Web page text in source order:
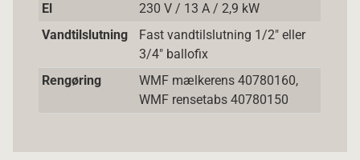
El
230 V / 13 A / 2,9 kW
Vandtilslutning
Fast vandtilslutning 1/2" eller
3/4" ballofix
Rengøring
WMF mælkerens 40780160,
WMF rensetabs 40780150